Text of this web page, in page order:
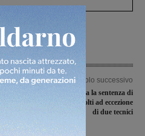
Articolo successivo
Lambruschini, emessa la sentenza di
primo grado: tutti assolti ad eccezione
di due tecnici